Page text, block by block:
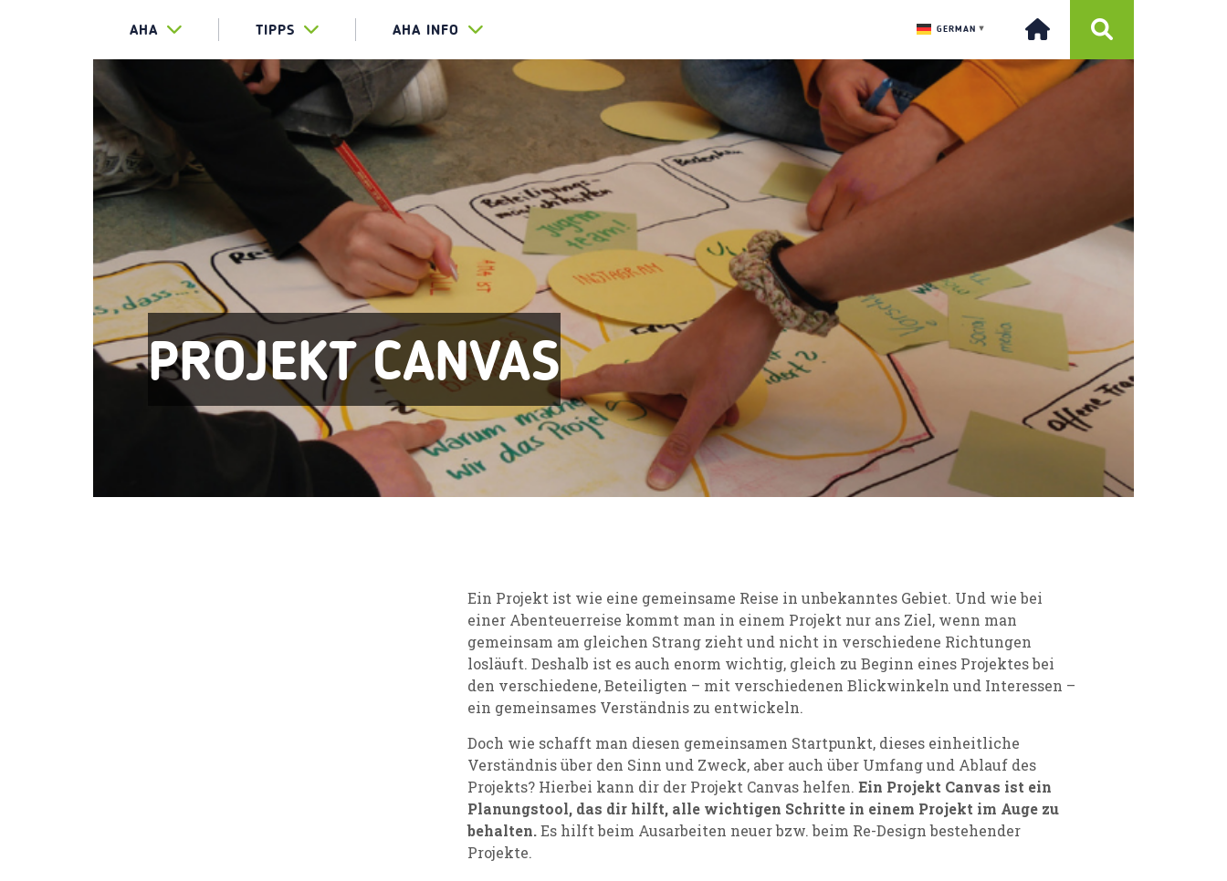
AHA TIPPS AHA INFO GERMAN ▼
PROJEKT CANVAS
Ein Projekt ist wie eine gemeinsame Reise in unbekanntes Gebiet. Und wie bei
einer Abenteuerreise kommt man in einem Projekt nur ans Ziel, wenn man
gemeinsam am gleichen Strang zieht und nicht in verschiedene Richtungen
losläuft. Deshalb ist es auch enorm wichtig, gleich zu Beginn eines Projektes bei
den verschiedene, Beteiligten – mit verschiedenen Blickwinkeln und Interessen –
ein gemeinsames Verständnis zu entwickeln.
Doch wie schafft man diesen gemeinsamen Startpunkt, dieses einheitliche
Verständnis über den Sinn und Zweck, aber auch über Umfang und Ablauf des
Projekts? Hierbei kann dir der Projekt Canvas helfen. Ein Projekt Canvas ist ein
Planungstool, das dir hilft, alle wichtigen Schritte in einem Projekt im Auge zu
behalten.Es hilft beim Ausarbeiten neuer bzw. beim Re-Design bestehender
Projekte.